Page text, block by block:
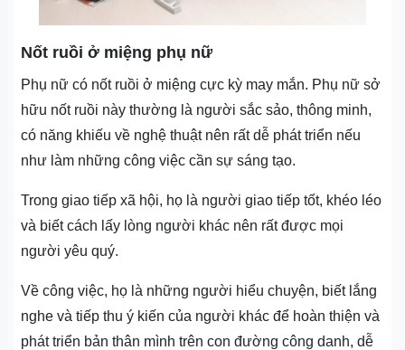
Nốt ruồi ở miệng phụ nữ
Phụ nữ có nốt ruồi ở miệng cực kỳ may mắn. Phụ nữ sở
hữu nốt ruồi này thường là người sắc sảo, thông minh,
có năng khiếu về nghệ thuật nên rất dễ phát triển nếu
như làm những công việc cần sự sáng tạo.
Trong giao tiếp xã hội, họ là người giao tiếp tốt, khéo léo
và biết cách lấy lòng người khác nên rất được mọi
người yêu quý.
Về công việc, họ là những người hiểu chuyện, biết lắng
nghe và tiếp thu ý kiến của người khác để hoàn thiện và
phát triển bản thân mình trên con đường công danh, dễ